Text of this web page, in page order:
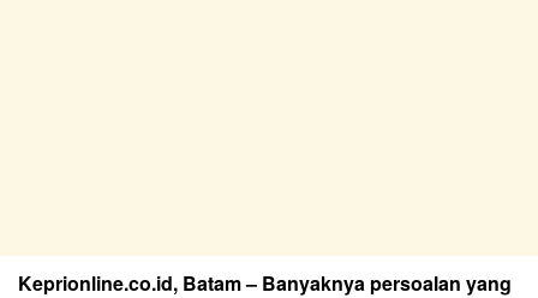
Keprionline.co.id, Batam – Banyaknya persoalan yang